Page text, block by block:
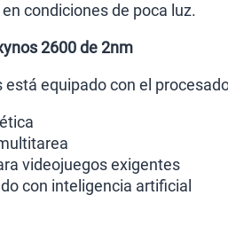
condiciones de poca luz.
2600 de 2nm
está equipado con el
videojuegos exigentes
con inteligencia artificial